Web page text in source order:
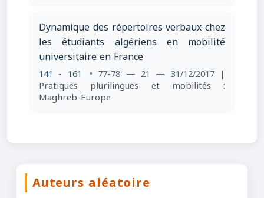
Dynamique des répertoires verbaux chez
les étudiants algériens en mobilité
universitaire en France
141 - 161 • 77-78 — 21 — 31/12/2017 |
Pratiques plurilingues et mobilités :
Maghreb-Europe
Auteurs aléatoire